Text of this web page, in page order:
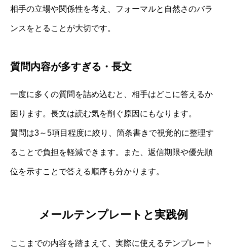
相手の立場や関係性を考え、フォーマルと自然さのバラ
ンスをとることが大切です。
質問内容が多すぎる・長文
一度に多くの質問を詰め込むと、相手はどこに答えるか
困ります。長文は読む気を削ぐ原因にもなります。
質問は3～5項目程度に絞り、箇条書きで視覚的に整理す
ることで負担を軽減できます。また、返信期限や優先順
位を示すことで答える順序も分かります。
メールテンプレートと実践例
ここまでの内容を踏まえて、実際に使えるテンプレート